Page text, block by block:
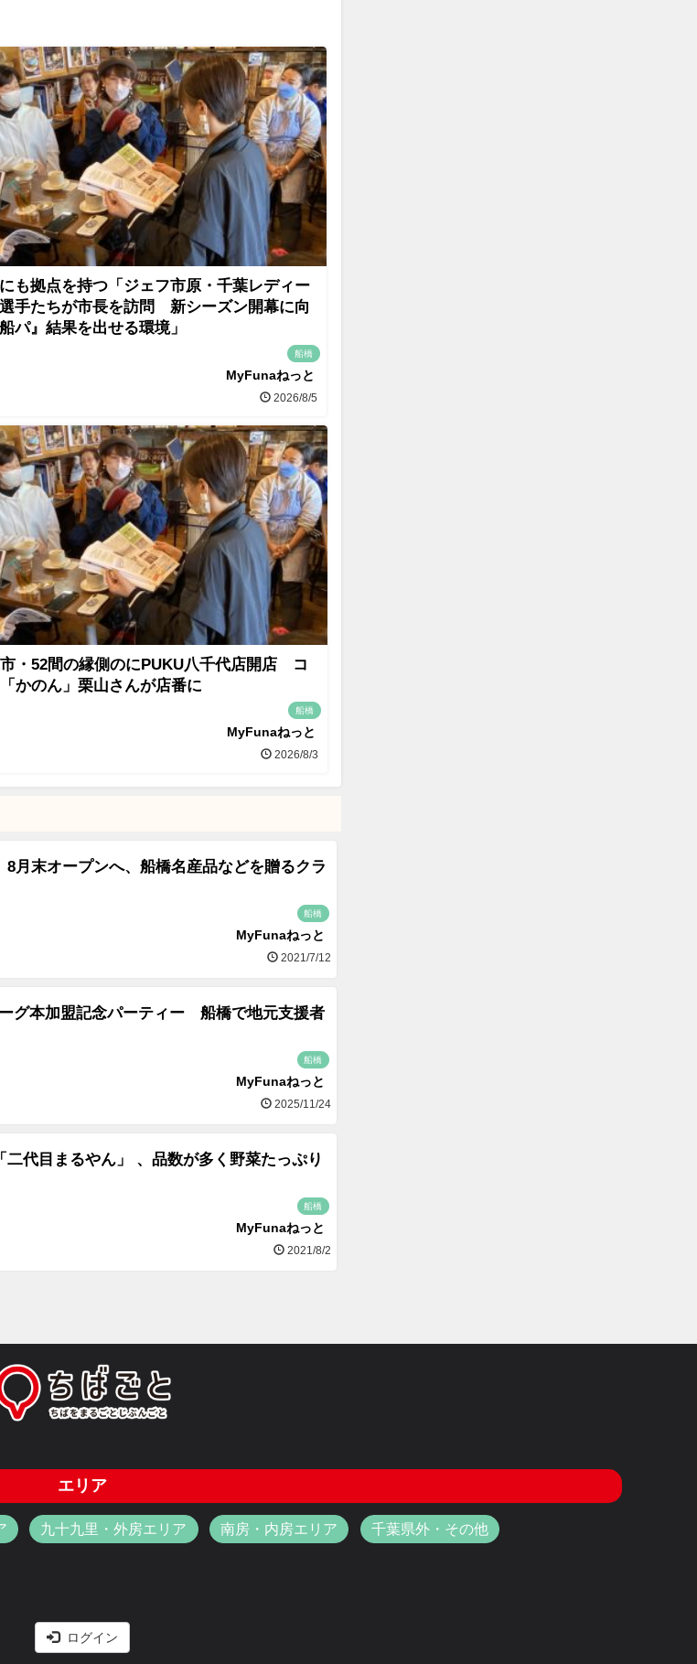
も拠点を持つ「ジェフ市原・千葉レディー
手たちが市長を訪問 新シーズン開幕に向
パ』結果を出せる環境」
船橋
MyFunaねっと
2026/8/5
・52間の縁側のにPUKU八千代店開店 コ
かのん」栗山さんが店番に
船橋
MyFunaねっと
2026/8/3
月末オープンへ、船橋名産品などを贈るクラ
船橋
MyFunaねっと
2021/7/12
グ本加盟記念パーティー 船橋で地元支援者
船橋
MyFunaねっと
2025/11/24
代目まるやん」 、品数が多く野菜たっぷり
船橋
MyFunaねっと
2021/8/2
エリア
九十九里・外房エリア 南房・内房エリア 千葉県外・その他
ログイン